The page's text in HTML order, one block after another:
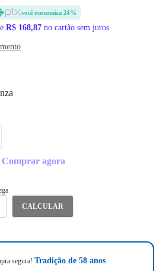
você economiza 24%
R$ 168,87 no cartão sem juros
Comprar agora
CALCULAR
segura! Tradição de 58 anos